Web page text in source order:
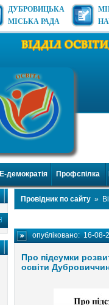
ДУБРОВИЦЬКА
МІСЬКА РАДА
Е-демократія Профспілка
Провідник по сайту »
опубліковано:16-08-
Про підсумки
освіти